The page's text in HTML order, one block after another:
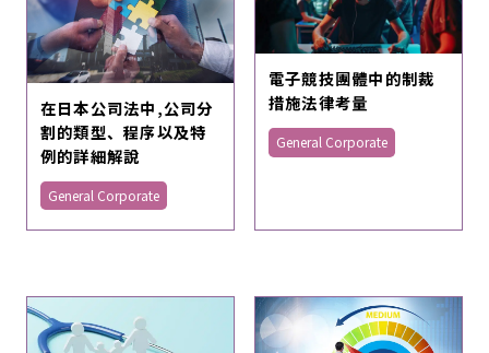
在日本公司法中,公司分
割的類型、程序以及特
例的詳細解說
General Corporate
電子競技團體中的制裁
措施法律考量
General Corporate